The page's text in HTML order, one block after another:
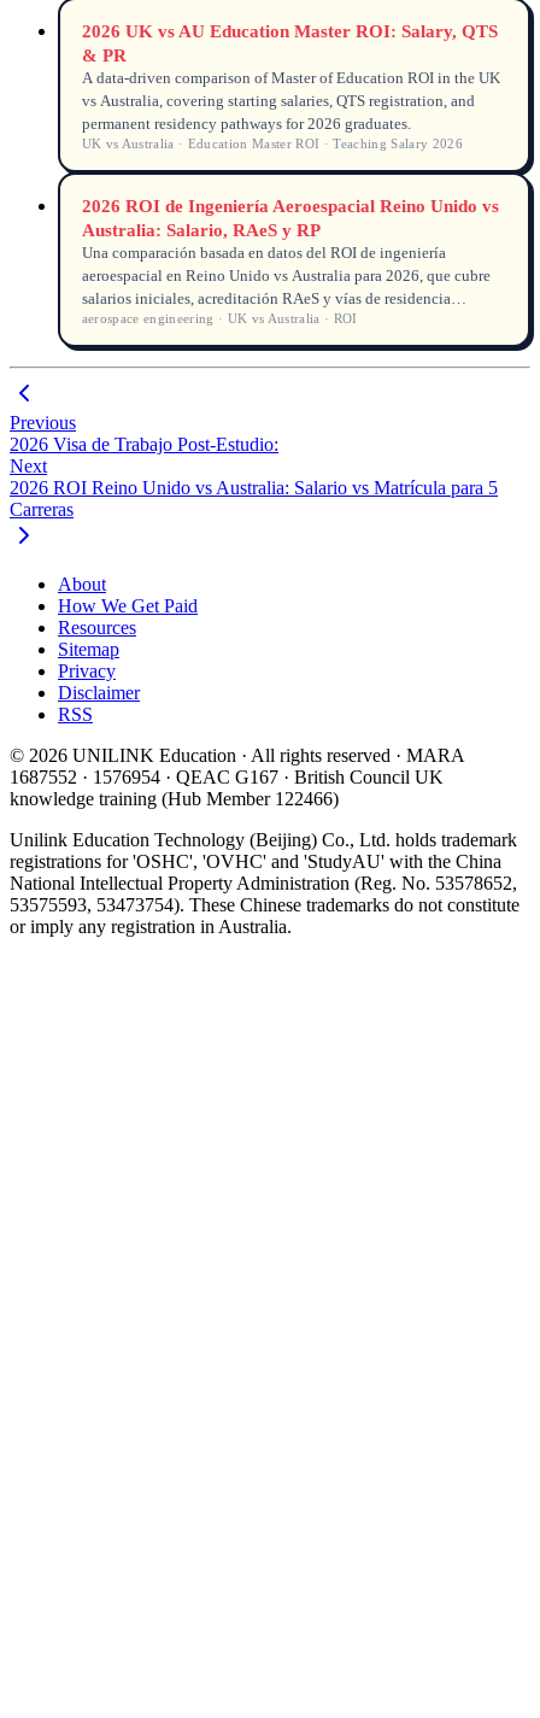
2026 UK vs AU Education Master ROI: Salary, QTS
& PR
A data-driven comparison of Master of Education ROI in the UK
vs Australia, covering starting salaries, QTS registration, and
permanent residency pathways for 2026 graduates.
UK vs Australia · Education Master ROI · Teaching Salary 2026
2026 ROI de Ingeniería Aeroespacial Reino Unido vs
Australia: Salario, RAeS y RP
Una comparación basada en datos del ROI de ingeniería
aeroespacial en Reino Unido vs Australia para 2026, que cubre
salarios iniciales, acreditación RAeS y vías de residencia
permanente.
aerospace engineering · UK vs Australia · ROI
Previous
2026 Visa de Trabajo Post-Estudio:
Next
2026 ROI Reino Unido vs Australia: Salario vs Matrícula para 5
Carreras
About
How We Get Paid
Resources
Sitemap
Privacy
Disclaimer
RSS
© 2026 UNILINK Education · All rights reserved · MARA
1687552 · 1576954 · QEAC G167 · British Council UK
knowledge training (Hub Member 122466)
Unilink Education Technology (Beijing) Co., Ltd. holds trademark
registrations for 'OSHC', 'OVHC' and 'StudyAU' with the China
National Intellectual Property Administration (Reg. No. 53578652,
53575593, 53473754). These Chinese trademarks do not constitute
or imply any registration in Australia.